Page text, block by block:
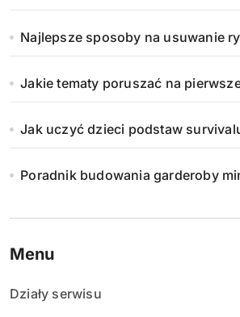
Najlepsze sposoby na usuwanie
Jakie tematy poruszać na
Jak uczyć dzieci podstaw
Poradnik budowania garderoby
Menu
Działy serwisu